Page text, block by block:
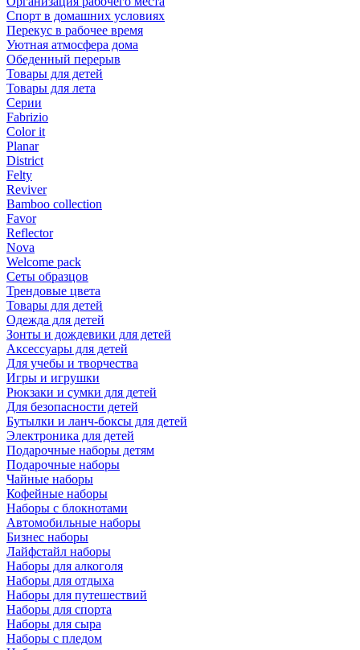
Спорт в домашних условиях
Перекус в рабочее время
Уютная атмосфера дома
Обеденный перерыв
Товары для детей
Товары для лета
Серии
Fabrizio
Color it
Planar
District
Felty
Reviver
Bamboo collection
Favor
Reflector
Nova
Welcome pack
Сеты образцов
Трендовые цвета
Товары для детей
Одежда для детей
Зонты и дождевики для детей
Аксессуары для детей
Для учебы и творчества
Игры и игрушки
Рюкзаки и сумки для детей
Для безопасности детей
Бутылки и ланч-боксы для детей
Электроника для детей
Подарочные наборы детям
Подарочные наборы
Чайные наборы
Кофейные наборы
Наборы с блокнотами
Автомобильные наборы
Бизнес наборы
Лайфстайл наборы
Наборы для алкоголя
Наборы для отдыха
Наборы для путешествий
Наборы для спорта
Наборы для сыра
Наборы с пледом